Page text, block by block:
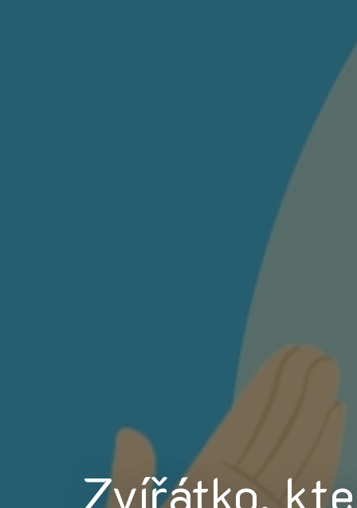
Zvířátko,